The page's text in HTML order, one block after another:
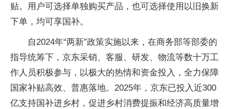
贴。用户可选择单独购买产品，也可选择使用以旧换新
下单，均可享国补。
自2024年“两新”政策实施以来，在商务部等部委的
指导统筹下，京东采销、客服、研发、物流等数十万工
作人员积极参与，以极大的热情和资金投入，全力保障
国家补贴高效、普惠落地。2025年，京东已投入近300
亿支持国补进乡村，促进乡村消费提振和经济高质量增